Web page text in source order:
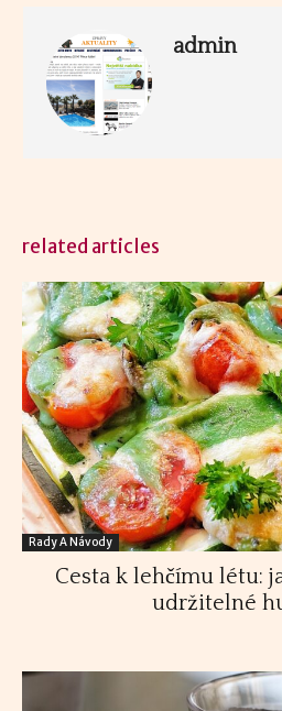
admin
related articles
Rady A Návody
Cesta k lehčímu létu:
udržitelné